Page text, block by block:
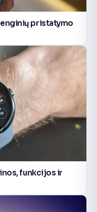
pristatymo
funkcijos ir